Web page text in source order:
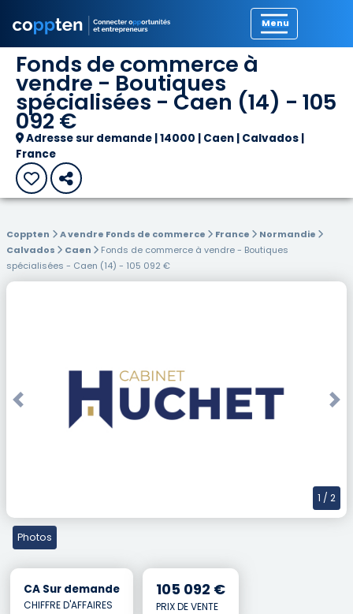
Fonds de commerce à
vendre - Boutiques
spécialisées - Caen (14) - 105
092 €
Adresse sur demande | 14000 | Caen | Calvados |
France
Coppten A vendre Fonds de commerce France
Normandie
Calvados
Caen
Fonds de commerce à vendre - Boutiques
spécialisées - Caen (14) - 105 092 €
Previous
1 / 2
Photos
CA Sur demande
CHIFFRE D'AFFAIRES
105 092 €
PRIX DE VENTE